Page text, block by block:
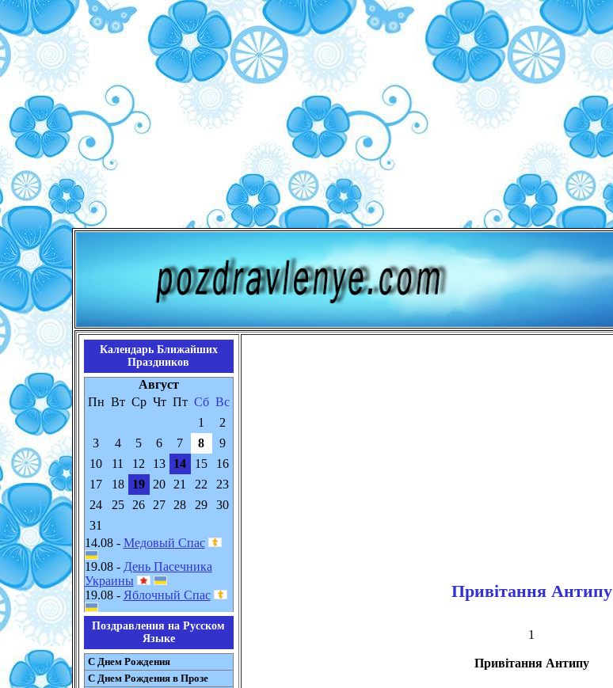
Календарь Ближайших
Праздников
Август
Пн Вт Ср Чт Пт Сб Вс
1
2
3
4 5 6 7 8
9
10
11 12 13 14 15
16
17
18 19 20 21 22
23
24
25 26 27 28 29
30
31
14.08 - Медовый Спас
19.08 - День Пасечника
Украины
19.08 - Яблочный Спас
Поздравления на Русском
Языке
С Днем Рождения
С Днем Рождения в Прозе
Привітання Антипу
1
Привітання Антипу